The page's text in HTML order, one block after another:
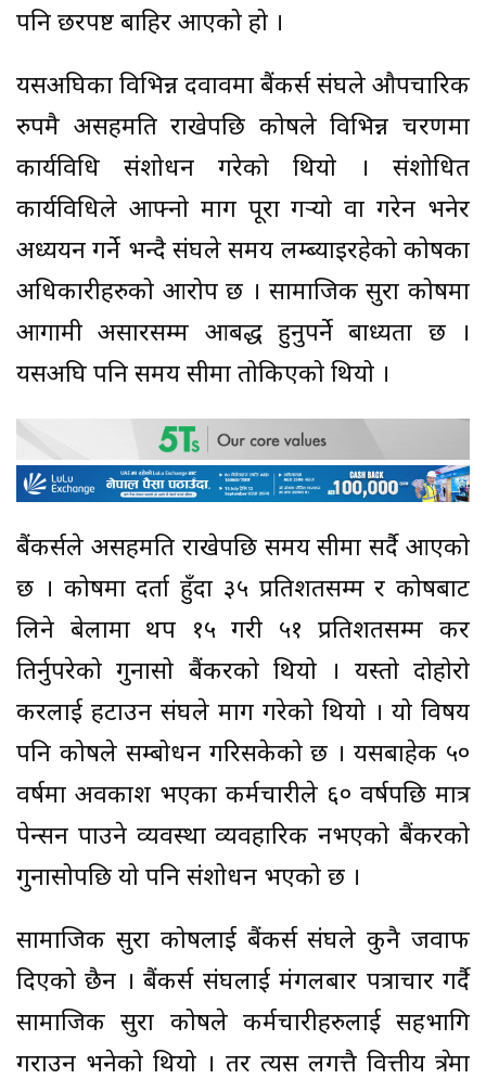
पनि छरपष्ट बाहिर आएको हो ।
यसअघिका विभिन्न दवावमा बैंकर्स संघले औपचारिक
रुपमै असहमति राखेपछि कोषले विभिन्न चरणमा
कार्यविधि संशोधन गरेको थियो । संशोधित
कार्यविधिले आफ्नो माग पूरा गर्‍यो वा गरेन भनेर
अध्ययन गर्ने भन्दै संघले समय लम्ब्याइरहेको कोषका
अधिकारीहरुको आरोप छ । सामाजिक सुरक्षा कोषमा
आगामी असारसम्म आबद्ध हुनुपर्ने बाध्यता छ ।
यसअघि पनि समय सीमा तोकिएको थियो ।
बैंकर्सले असहमति राखेपछि समय सीमा सर्दै आएको
छ । कोषमा दर्ता हुँदा ३५ प्रतिशतसम्म र कोषबाट
लिने बेलामा थप १५ गरी ५१ प्रतिशतसम्म कर
तिर्नुपरेको गुनासो बैंकरको थियो । यस्तो दोहोरो
करलाई हटाउन संघले माग गरेको थियो । यो विषय
पनि कोषले सम्बोधन गरिसकेको छ । यसबाहेक ५०
वर्षमा अवकाश भएका कर्मचारीले ६० वर्षपछि मात्र
पेन्सन पाउने व्यवस्था व्यवहारिक नभएको बैंकरको
गुनासोपछि यो पनि संशोधन भएको छ ।
सामाजिक सुरक्षा कोषलाई बैंकर्स संघले कुनै जवाफ
दिएको छैन । बैंकर्स संघलाई मंगलबार पत्राचार गर्दै
सामाजिक सुरक्षा कोषले कर्मचारीहरुलाई सहभागि
गराउन भनेको थियो । तर त्यस लगत्तै वित्तीय क्षेत्रमा